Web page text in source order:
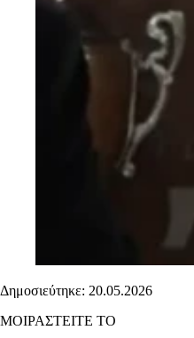
Δημοσιεύτηκε: 20.05.2026
ΜΟΙΡΑΣΤΕΙΤΕ ΤΟ